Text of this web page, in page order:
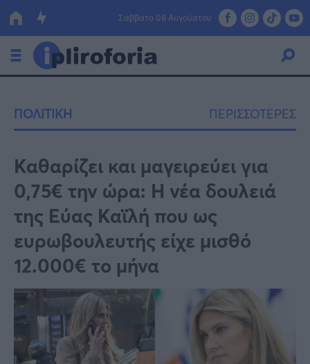
Σάββατο 08 Αυγούστου
Οικονομία
Πολιτική
Τράπεζες
Επιδοτήσεις
ΕΣΠΑ
Κόσμος
Lifestyle
Αθλητικά
Υγεία
Γυναίκα
ΠΟΛΙΤΙΚΗ ΠΕΡΙΣΣΟΤΕΡΕΣ
Καθαρίζει και μαγειρεύει για
0,75€ την ώρα: Η νέα δουλειά
της Εύας Καϊλή που ως
ευρωβουλευτής είχε μισθό
12.000€ το μήνα